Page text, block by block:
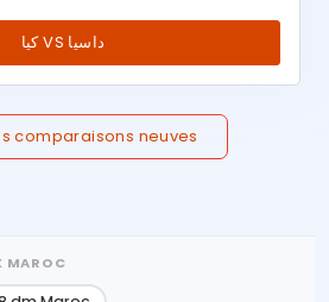
كيا VS داسيا
comparaisons neuves
MAROC